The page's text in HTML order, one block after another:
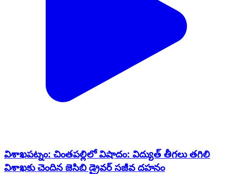
విశాఖపట్నం: చింతపల్లిలో విషాదం: విద్యుత్ తీగలు తగిలి
విశాఖ‌కు చెందిన జెసిబి డ్రైవర్ సజీవ దహనం